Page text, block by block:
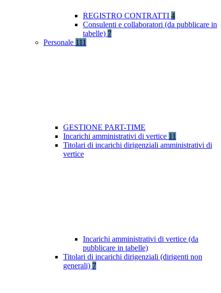
REGISTRO CONTRATTI 4
Consulenti e collaboratori (da pubblicare in
tabelle) 7
Personale 111
GESTIONE PART-TIME
Incarichi amministrativi di vertice 11
Titolari di incarichi dirigenziali amministrativi di
vertice
Incarichi amministrativi di vertice (da
pubblicare in tabelle)
Titolari di incarichi dirigenziali (dirigenti non
generali) 7